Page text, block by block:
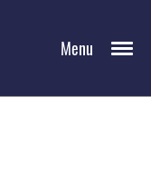
Menu